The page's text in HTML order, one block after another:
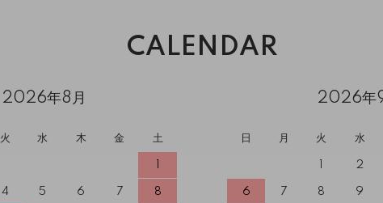
CALENDAR
2026年8月
火 水 木 金 土
4 5 6 7 8
2026年
日 月 火 水
2
6 7 8 9